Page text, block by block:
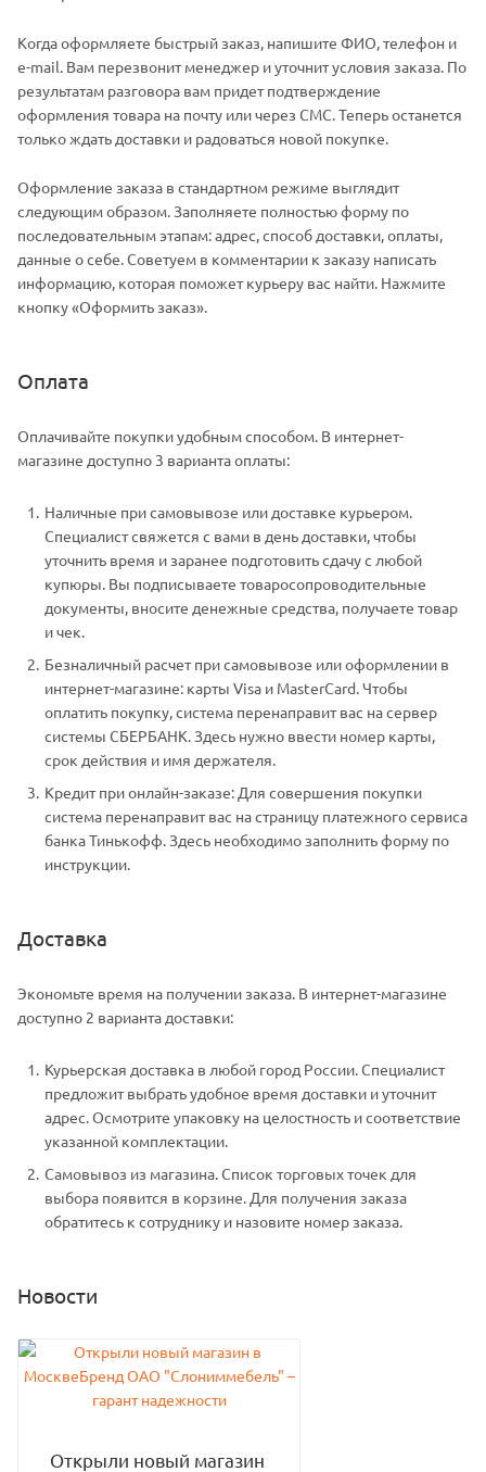
Когда оформляете быстрый заказ, напишите ФИО, телефон и
e-mail. Вам перезвонит менеджер и уточнит условия заказа. По
результатам разговора вам придет подтверждение
оформления товара на почту или через СМС. Теперь останется
только ждать доставки и радоваться новой покупке.
Оформление заказа в стандартном режиме выглядит
следующим образом. Заполняете полностью форму по
последовательным этапам: адрес, способ доставки, оплаты,
данные о себе. Советуем в комментарии к заказу написать
информацию, которая поможет курьеру вас найти. Нажмите
кнопку «Оформить заказ».
Оплата
Оплачивайте покупки удобным способом. В интернет-
магазине доступно 3 варианта оплаты:
Наличные при самовывозе или доставке курьером.
Специалист свяжется с вами в день доставки, чтобы
уточнить время и заранее подготовить сдачу с любой
купюры. Вы подписываете товаросопроводительные
документы, вносите денежные средства, получаете товар
и чек.
Безналичный расчет при самовывозе или оформлении в
интернет-магазине: карты Visa и MasterCard. Чтобы
оплатить покупку, система перенаправит вас на сервер
системы СБЕРБАНК. Здесь нужно ввести номер карты,
срок действия и имя держателя.
Кредит при онлайн-заказе: Для совершения покупки
система перенаправит вас на страницу платежного сервиса
банка Тинькофф. Здесь необходимо заполнить форму по
инструкции.
Доставка
Экономьте время на получении заказа. В интернет-магазине
доступно 2 варианта доставки:
Курьерская доставка в любой город России. Специалист
предложит выбрать удобное время доставки и уточнит
адрес. Осмотрите упаковку на целостность и соответствие
указанной комплектации.
Самовывоз из магазина. Список торговых точек для
выбора появится в корзине. Для получения заказа
обратитесь к сотруднику и назовите номер заказа.
Новости
Открыли новый магазин